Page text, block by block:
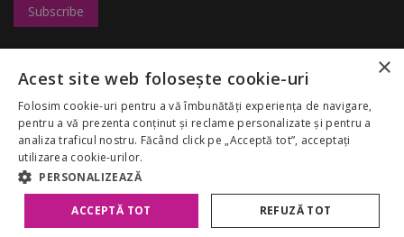
Marketing
Regulamentul
Palas Mall
My Account
GDPR
Congresshall
Targuri
Restaurante
Reduceri
Despre noi
Copyright 2026 Palas Mall. Toate drepturile rezervate.
×
Acest site web folosește cookie-uri
Folosim cookie-uri pentru a vă îmbunătăți experiența de navigare,
pentru a vă prezenta conținut și reclame personalizate și pentru a
analiza traficul nostru. Făcând click pe „Acceptă tot”, acceptați
utilizarea cookie-urilor.
PERSONALIZEAZĂ
ACCEPTĂ TOT REFUZĂ TOT